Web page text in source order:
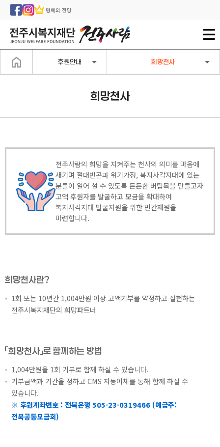
명예의 전당
후원안내 희망천사
희망천사
전주사람의 희망을 지켜주는 천사의 의미를 마음에
새기며 절대빈곤과 위기가정, 복지사각지대에 있는
분들이 일어 설 수 있도록 든든한 버팀목을 만들고자
고액 후원자를 발굴하고 모금을 확대하여
복지사각지대 발굴지원을 위한 민간재원을
마련합니다.
희망천사란?
1회 또는 10년간 1,004만원 이상 고액기부를 약정하고 실천하는
전주시복지재단의 희망파트너
「희망천사」로 함께하는 방법
1,004만원을 1회 기부로 함께 하실 수 있습니다.
기부금액과 기간을 정하고 CMS 자동이체를 통해 함께 하실 수
있습니다.
※ 후원계좌번호 : 전북은행 505-23-0319466 (예금주:
전북공동모금회)